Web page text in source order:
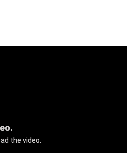
the video.